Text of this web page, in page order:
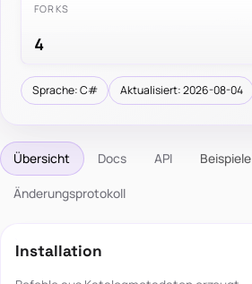
FORKS
4
Sprache: C# Aktualisiert: 2026-08-04
Übersicht Docs API Beispiele
Änderungsprotokoll
Installation